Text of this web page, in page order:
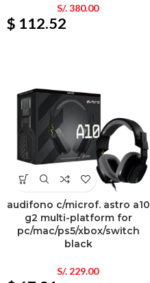
S/.380.00
$ 112.52
audifono c/microf. astro a10
g2 multi-platform for
pc/mac/ps5/xbox/switch
black
S/.229.00